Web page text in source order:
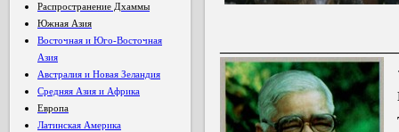
Распространение Дхаммы
Южная Азия
Восточная и Юго-Восточная
Азия
Австралия и Новая Зеландия
Средняя Азия и Африка
Европа
Латинская Америка